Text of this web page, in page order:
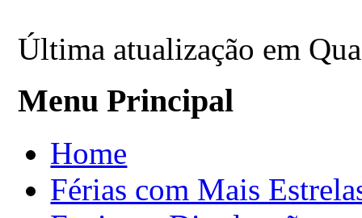
Última atualização em
Menu Principal
Home
Férias com Mais